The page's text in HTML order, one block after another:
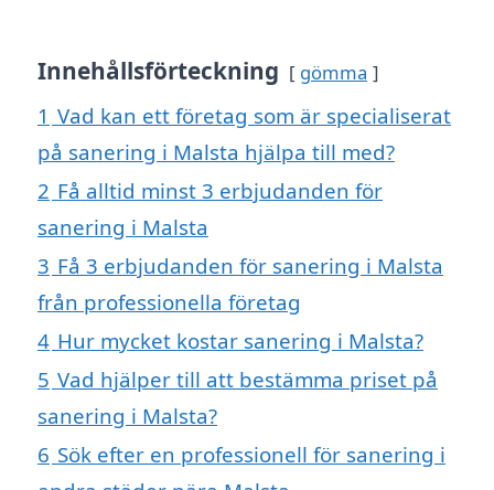
Innehållsförteckning gömma
1 Vad kan ett företag som är specialiserat
på sanering i Malsta hjälpa till med?
2 Få alltid minst 3 erbjudanden för
sanering i Malsta
3 Få 3 erbjudanden för sanering i Malsta
från professionella företag
4 Hur mycket kostar sanering i Malsta?
5 Vad hjälper till att bestämma priset på
sanering i Malsta?
6 Sök efter en professionell för sanering i